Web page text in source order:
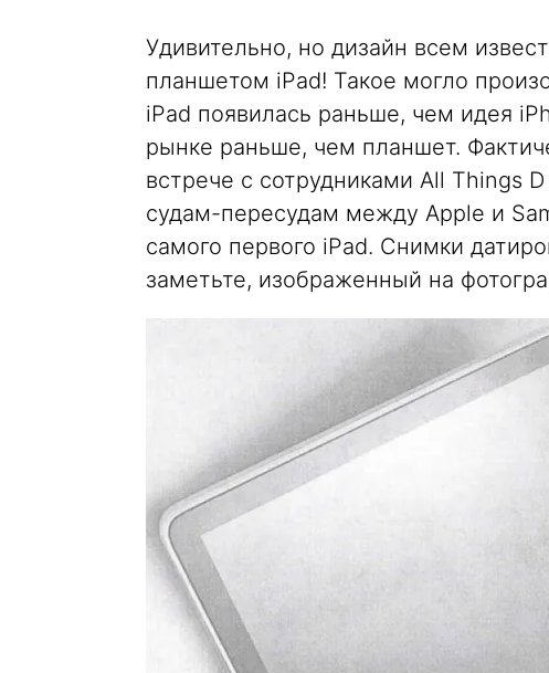
Удивительно, но дизайн всем
планшетом iPad! Такое могло
iPad появилась раньше, чем идея
рынке раньше, чем планшет.
встрече с сотрудниками All Things
судам-пересудам между Apple и
самого первого iPad. Снимки
заметьте, изображенный на